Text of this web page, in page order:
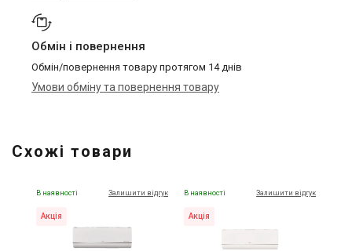
Обмін і повернення
Обмін/повернення товару протягом 14 днів
Умови обміну та повернення товару
Схожі товари
В наявності Залишити відгук
Акція
В наявності Залишити відгук
Акція